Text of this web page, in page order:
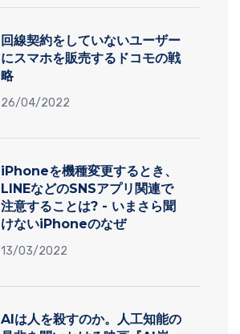
回線契約をしていないユーザー
にスマホを販売するドコモの戦
略
26/04/2022
iPhoneを機種変更するとき、
LINEなどのSNSアプリ関連で
注意することは? - いまさら聞
けないiPhoneのなぜ
13/03/2022
AIは人を殺すのか。人工知能の